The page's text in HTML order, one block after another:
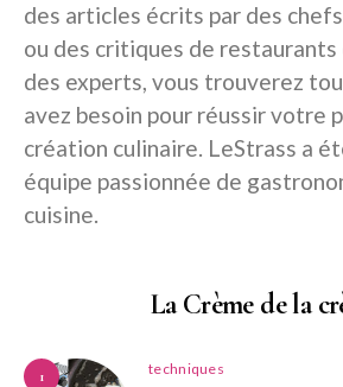
des articles écrits par des
ou des critiques de restaurants
des experts, vous trouverez
avez besoin pour réussir votre
création culinaire. LeStrass a
équipe passionnée de
cuisine.
La Crème de la
1 techniques